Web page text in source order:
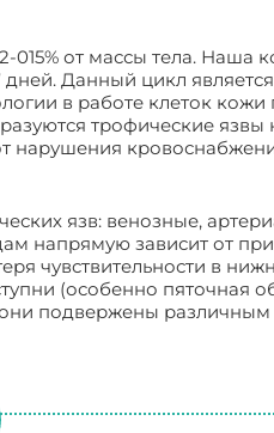
от массы тела. Наша
Данный цикл
в работе клеток
трофические
нарушения
язв: венозные,
напрямую зависит от
чувствительности в
(особенно пяточная
подвержены